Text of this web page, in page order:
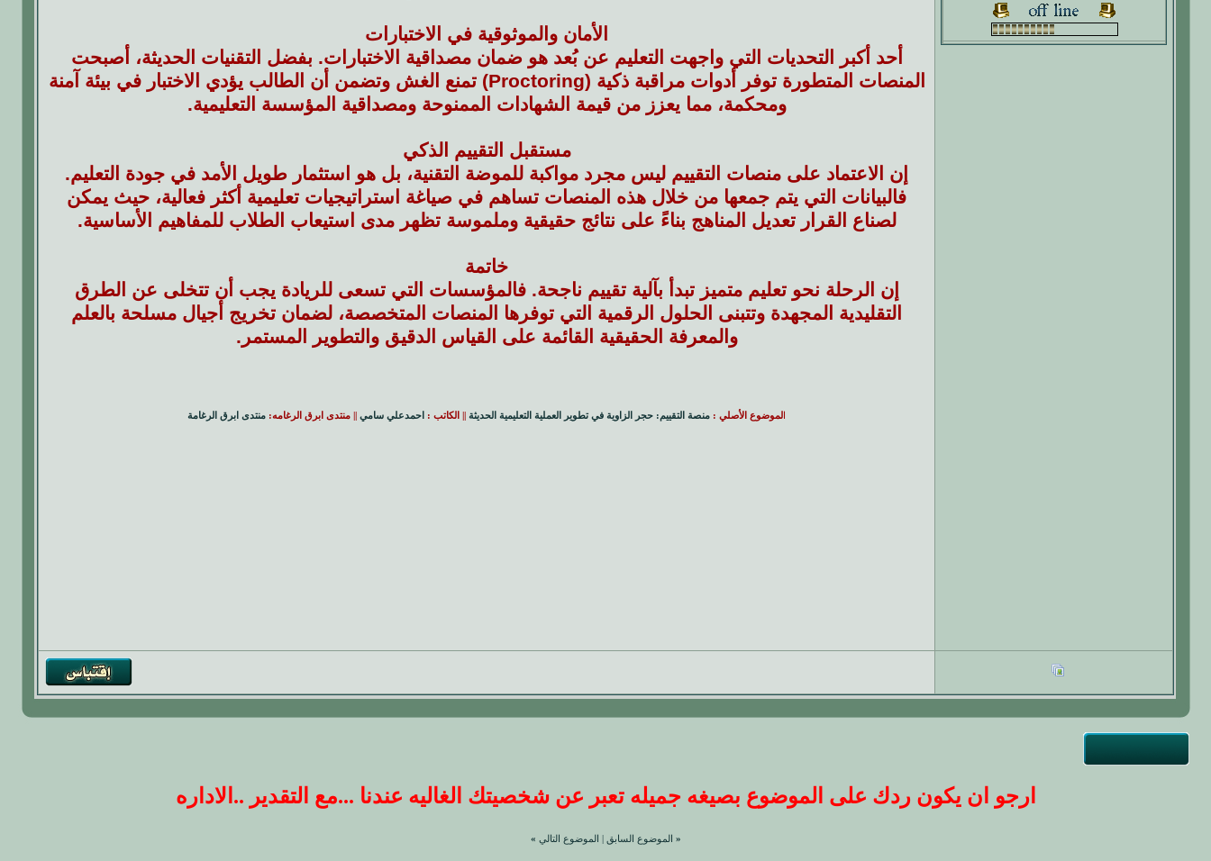
الأمان والموثوقية في الاختبارات
أحد أكبر التحديات التي واجهت التعليم عن بُعد هو ضمان مصداقية الاختبارات. بفضل التقنيات الحديثة، أصبحت
المنصات المتطورة توفر أدوات مراقبة ذكية (Proctoring) تمنع الغش وتضمن أن الطالب يؤدي الاختبار في بيئة آمنة
ومحكمة، مما يعزز من قيمة الشهادات الممنوحة ومصداقية المؤسسة التعليمية.
مستقبل التقييم الذكي
إن الاعتماد على منصات التقييم ليس مجرد مواكبة للموضة التقنية، بل هو استثمار طويل الأمد في جودة التعليم.
فالبيانات التي يتم جمعها من خلال هذه المنصات تساهم في صياغة استراتيجيات تعليمية أكثر فعالية، حيث يمكن
لصناع القرار تعديل المناهج بناءً على نتائج حقيقية وملموسة تظهر مدى استيعاب الطلاب للمفاهيم الأساسية.
خاتمة
إن الرحلة نحو تعليم متميز تبدأ بآلية تقييم ناجحة. فالمؤسسات التي تسعى للريادة يجب أن تتخلى عن الطرق
التقليدية المجهدة وتتبنى الحلول الرقمية التي توفرها المنصات المتخصصة، لضمان تخريج أجيال مسلحة بالعلم
والمعرفة الحقيقية القائمة على القياس الدقيق والتطوير المستمر.
لموضوع الأصلي : منصة التقييم: حجر الزاوية في تطوير العملية التعليمية الحديثة || الكاتب : احمدعلي سامي || منتدى ابرق الرغامه: منتدى ابرق الرغامة
ارجو ان يكون ردك على الموضوع بصيغه جميله تعبر عن شخصيتك الغاليه عندنا ...مع التقدير ..الاداره
« الموضوع السابق الموضوع التالي »